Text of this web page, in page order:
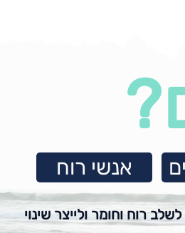
אנשי רוח
רוח וחומר ולייצר שינוי